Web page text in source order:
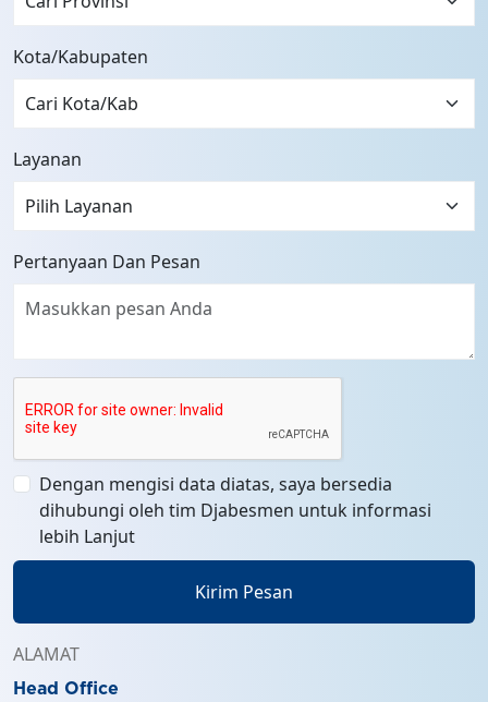
Kota/Kabupaten
Layanan
Pertanyaan Dan Pesan
Dengan mengisi data diatas, saya bersedia
dihubungi oleh tim Djabesmen untuk informasi
lebih Lanjut
Kirim Pesan
ALAMAT
Head Office